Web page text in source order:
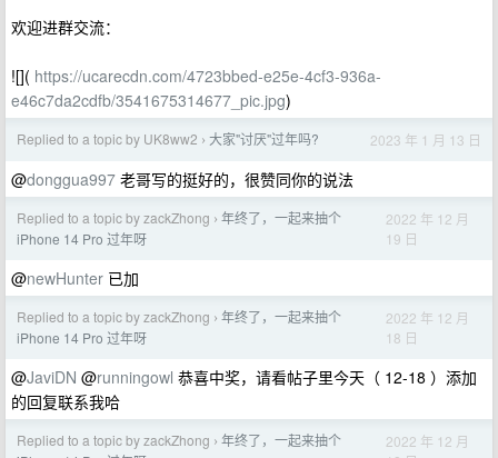
欢迎进群交流：
![]( https://ucarecdn.com/4723bbed-e25e-4cf3-936a-
e46c7da2cdfb/3541675314677_pic.jpg)
Replied to a topic by UK8ww2 › 大家"讨厌"过年吗? 2023 年 1 月 13 日
@donggua997 老哥写的挺好的，很赞同你的说法
Replied to a topic by zackZhong › 年终了，一起来抽个
iPhone 14 Pro 过年呀
2022 年 12 月
19 日
@newHunter 已加
Replied to a topic by zackZhong › 年终了，一起来抽个
iPhone 14 Pro 过年呀
2022 年 12 月
18 日
@JaviDN @runningowl 恭喜中奖，请看帖子里今天（ 12-18 ）添加
的回复联系我哈
Replied to a topic by zackZhong › 年终了，一起来抽个
2022 年 12 月